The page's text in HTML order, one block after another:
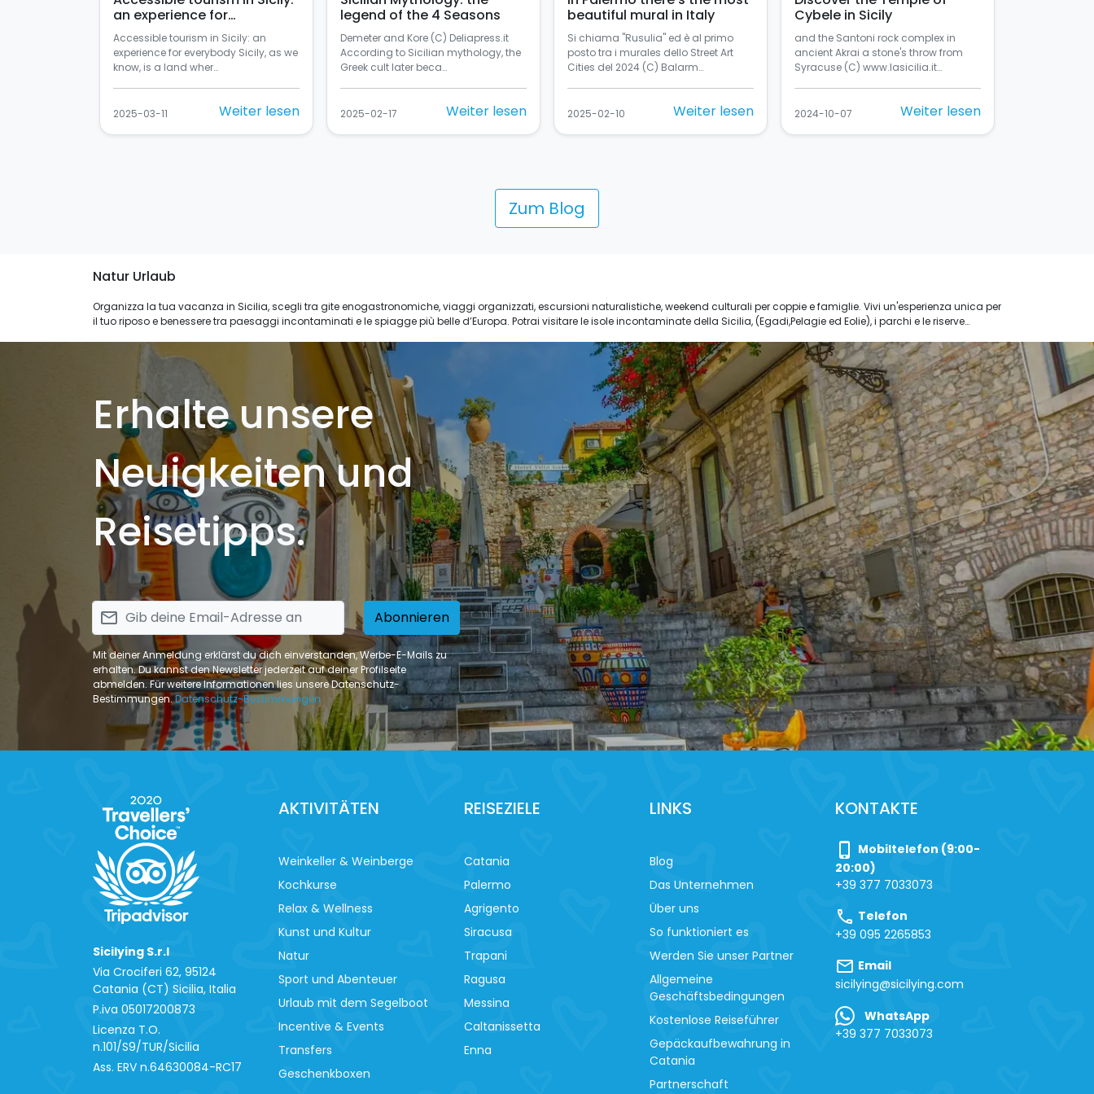
an experience for
everybody
Accessible tourism in Sicily: an
experience for everybody Sicily, as we
know, is a land wher…
2025-03-11 Weiter lesen
legend of the 4 Seasons
Demeter and Kore (C) Deliapress.it
According to Sicilian mythology, the
Greek cult later beca…
2025-02-17 Weiter lesen
beautiful mural in Italy
Si chiama "Rusulia" ed è al primo
posto tra i murales dello Street Art
Cities del 2024 (C) Balarm…
2025-02-10 Weiter lesen
Cybele in Sicily
and the Santoni rock complex in
ancient Akrai a stone's throw from
Syracuse (C) www.lasicilia.it…
2024-10-07 Weiter lesen
Zum Blog
Natur Urlaub
Organizza la tua vacanza in Sicilia, scegli tra gite enogastronomiche, viaggi organizzati, escursioni naturalistiche, weekend culturali per coppie e famiglie. Vivi un'esperienza unica per
il tuo riposo e benessere tra paesaggi incontaminati e le spiagge più belle d’Europa. Potrai visitare le isole incontaminate della Sicilia, (Egadi,Pelagie ed Eolie), i parchi e le riserve
Erhalte unsere
Neuigkeiten und
Reisetipps.
email Abonnieren
Mit deiner Anmeldung erklärst du dich einverstanden, Werbe-E-Mails zu
erhalten. Du kannst den Newsletter jederzeit auf deiner Profilseite
abmelden. Für weitere Informationen lies unsere Datenschutz-
Bestimmungen.Datenschutz-Bestimmungen
Sicilying S.r.l
Via Crociferi 62, 95124
Catania (CT) Sicilia, Italia
P.iva 0‍5017200873
Licenza T.O.
n.101/S9/TUR/Sicilia
Ass. ERV n.64630084-RC17
AKTIVITÄTEN
Weinkeller & Weinberge
Kochkurse
Relax & Wellness
Kunst und Kultur
Natur
Sport und Abenteuer
Urlaub mit dem Segelboot
Incentive & Events
Transfers
Geschenkboxen
REISEZIELE
Catania
Palermo
Agrigento
Siracusa
Trapani
Ragusa
Messina
Caltanissetta
Enna
LINKS
Blog
Das Unternehmen
Über uns
So funktioniert es
Werden Sie unser Partner
Allgemeine
Geschäftsbedingungen
Kostenlose Reiseführer
Gepäckaufbewahrung in
Catania
Partnerschaft
KONTAKTE
phone_iphone
Mobiltelefon (9:00-
20:00)
+39 377 7033073
call Telefon
+39 095 2265853
mail Email
sicilying@sicilying.com
WhatsApp
+39 377 7033073